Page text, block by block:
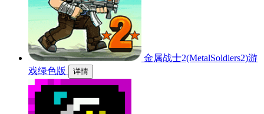
金属战士2(MetalSoldiers2)游
戏绿色版
详情